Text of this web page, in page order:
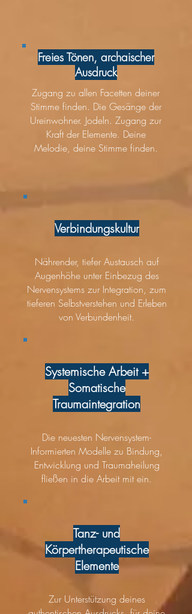
Freies Tönen, archaischer
Ausdruck
Zugang zu allen Facetten deiner
Stimme finden. Die Gesänge der
Ureinwohner. Jodeln. Zugang zur
Kraft der Elemente. Deine
Melodie, deine Stimme finden.
Verbindungskultur
Nährender, tiefer Austausch auf
Augenhöhe unter Einbezug des
Nervensystems zur Integration, zum
tieferen Selbstverstehen und Erleben
von Verbundenheit.
Systemische Arbeit +
Somatische
Traumaintegration
Die neuesten Nervensystem-
Informierten Modelle zu Bindung,
Entwicklung und Traumaheilung
fließen in die Arbeit mit ein.
Tanz- und
Körpertherapeutische
Elemente
Zur Unterstützung deines